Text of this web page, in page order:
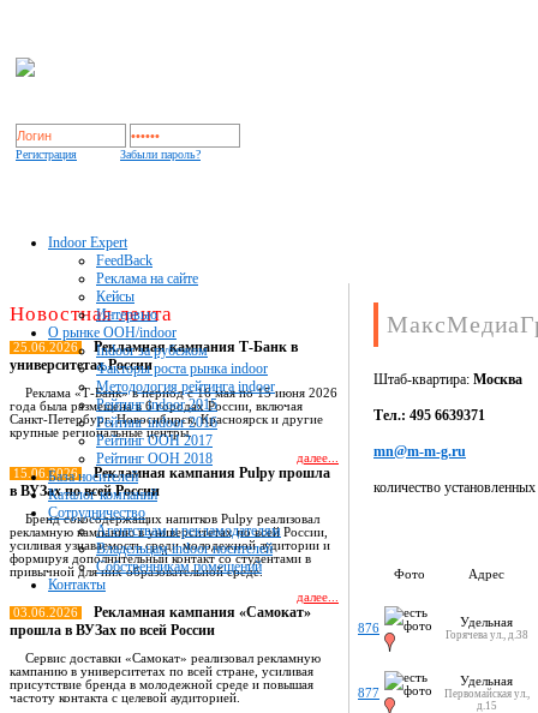
Регистрация Забыли пароль?
Indoor Expert
FeedBack
Реклама на сайте
Кейсы
Интервью
О рынке OOH/indoor
Indoor за рубежом
Факторы роста рынка indoor
Методология рейтинга indoor
Рейтинг indoor 2015
Рейтинг indoor 2016
Рейтинг OOH 2017
Рейтинг OOH 2018
База носителей
Каталог компаний
Сотрудничество
Агентствам и рекламодателям
Владельцам indoor носителей
Собственникам помещений
Контакты
Новостная лента
25.06.2026
Рекламная кампания Т-Банк в
университетах России
Реклама «Т-Банк» в период с 16 мая по 15 июня 2026
года была размещена в 6 городах России, включая
Санкт-Петербург, Новосибирск, Красноярск и другие
крупные региональные центры.
далее...
15.06.2026
Рекламная кампания Pulpy прошла
в ВУЗах по всей России
Бренд сокосодержащих напитков Pulpy реализовал
рекламную кампанию в университетах по всей России,
усиливая узнаваемость среди молодежной аудитории и
формируя дополнительный контакт со студентами в
привычной для них образовательной среде.
далее...
03.06.2026
Рекламная кампания «Самокат»
прошла в ВУЗах по всей России
Сервис доставки «Самокат» реализовал рекламную
кампанию в университетах по всей стране, усиливая
присутствие бренда в молодежной среде и повышая
частоту контакта с целевой аудиторией.
Штаб-квартира: Москва
Тел.: 495 6639371
mn@m-m-g.ru
количество
Фото Адрес
876 Удельная
Горячева ул., д.38
877
Удельная
Первомайская ул.,
д.15